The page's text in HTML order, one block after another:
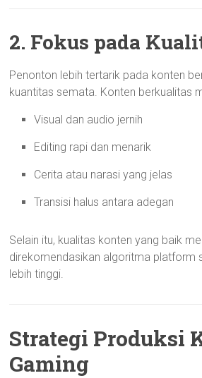
2. Fokus pada
Penonton lebih tertarik pada konten
kuantitas semata. Konten berkualitas
Visual dan audio jernih
Editing rapi dan menarik
Cerita atau narasi yang jelas
Transisi halus antara adegan
Selain itu, kualitas konten yang baik
direkomendasikan algoritma platform
lebih tinggi.
Strategi Produksi
Gaming